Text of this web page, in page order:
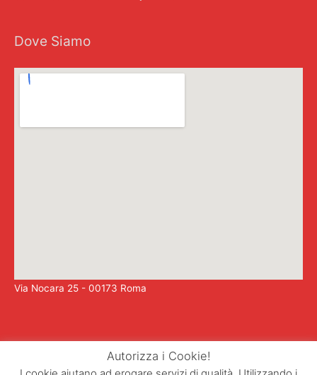
Dove Siamo
Via Nocara 25 - 00173 Roma
Autorizza i Cookie!